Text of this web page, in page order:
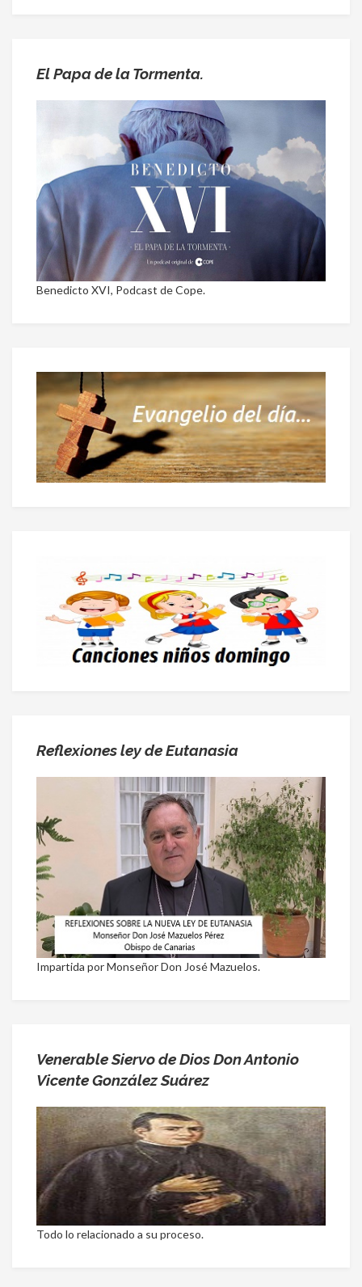
El Papa de la Tormenta.
Benedicto XVI, Podcast de Cope.
Reflexiones ley de Eutanasia
Impartida por Monseñor Don José Mazuelos.
Venerable Siervo de Dios Don Antonio
Vicente González Suárez
Todo lo relacionado a su proceso.